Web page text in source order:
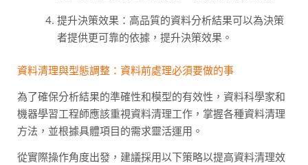
提升決策效果：高品質的資料分析結果可以為決策
者提供更可靠的依據，提升決策效果。
資料清理與型態調整：資料前處理必須要做的事
為了確保分析結果的準確性和模型的有效性，資料科學家和
機器學習工程師應該重視資料清理工作，掌握各種資料清理
方法，並根據具體項目的需求靈活運用。
從實際操作角度出發，建議採用以下策略以提高資料清理效